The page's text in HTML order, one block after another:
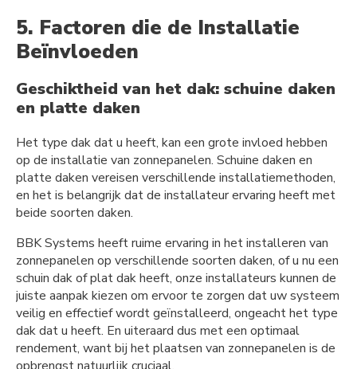
5. Factoren die de Installatie
Beïnvloeden
Geschiktheid van het dak: schuine daken
en platte daken
Het type dak dat u heeft, kan een grote invloed hebben
op de installatie van zonnepanelen. Schuine daken en
platte daken vereisen verschillende installatiemethoden,
en het is belangrijk dat de installateur ervaring heeft met
beide soorten daken.
BBK Systems heeft ruime ervaring in het installeren van
zonnepanelen op verschillende soorten daken, of u nu een
schuin dak of plat dak heeft, onze installateurs kunnen de
juiste aanpak kiezen om ervoor te zorgen dat uw systeem
veilig en effectief wordt geïnstalleerd, ongeacht het type
dak dat u heeft. En uiteraard dus met een optimaal
rendement, want bij het plaatsen van zonnepanelen is de